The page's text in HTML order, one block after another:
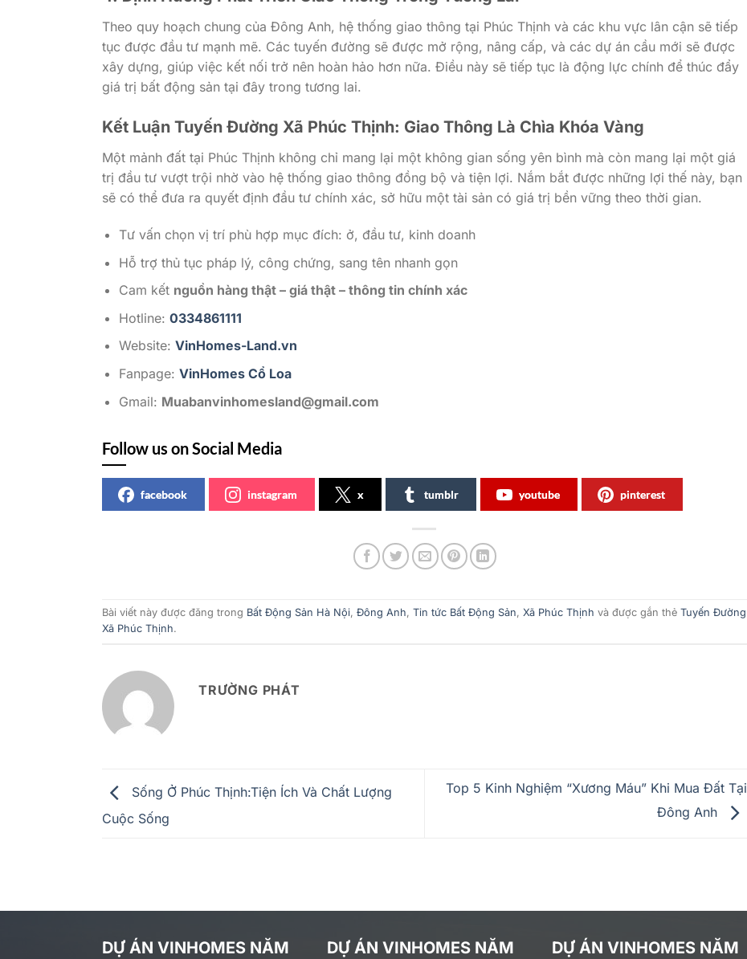
Theo quy hoạch chung của Đông Anh, hệ thống giao thông tại Phúc Thịnh và các khu vực lân cận sẽ tiếp
tục được đầu tư mạnh mẽ. Các tuyến đường sẽ được mở rộng, nâng cấp, và các dự án cầu mới sẽ được
xây dựng, giúp việc kết nối trở nên hoàn hảo hơn nữa. Điều này sẽ tiếp tục là động lực chính để thúc đẩy
giá trị bất động sản tại đây trong tương lai.
Kết Luận Tuyến Đường Xã Phúc Thịnh: Giao Thông Là Chìa Khóa Vàng
Một mảnh đất tại Phúc Thịnh không chỉ mang lại một không gian sống yên bình mà còn mang lại một giá
trị đầu tư vượt trội nhờ vào hệ thống giao thông đồng bộ và tiện lợi. Nắm bắt được những lợi thế này, bạn
sẽ có thể đưa ra quyết định đầu tư chính xác, sở hữu một tài sản có giá trị bền vững theo thời gian.
Tư vấn chọn vị trí phù hợp mục đích: ở, đầu tư, kinh doanh
Hỗ trợ thủ tục pháp lý, công chứng, sang tên nhanh gọn
Cam kết nguồn hàng thật – giá thật – thông tin chính xác
Hotline: 0334861111
Website: VinHomes-Land.vn
Fanpage: VinHomes Cổ Loa
Gmail: Muabanvinhomesland@gmail.com
Follow us on Social Media
facebook instagram x tumblr youtube pinterest
Bài viết này được đăng trong Bất Động Sản Hà Nội, Đông Anh, Tin tức Bất Động Sản, Xã Phúc Thịnh và được gắn thẻ Tuyến Đường
Xã Phúc Thịnh.
TRƯỜNG PHÁT
Sống Ở Phúc Thịnh:Tiện Ích Và Chất Lượng
Cuộc Sống
Top 5 Kinh Nghiệm “Xương Máu” Khi Mua Đất Tại
Đông Anh
DỰ ÁN VINHOMES NĂM DỰ ÁN VINHOMES NĂM DỰ ÁN VINHOMES NĂM